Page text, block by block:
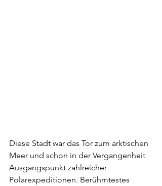
Diese Stadt war das Tor zum arktischen
Meer und schon in der Vergangenheit
Ausgangspunkt zahlreicher
Polarexpeditionen. Berühmtestes